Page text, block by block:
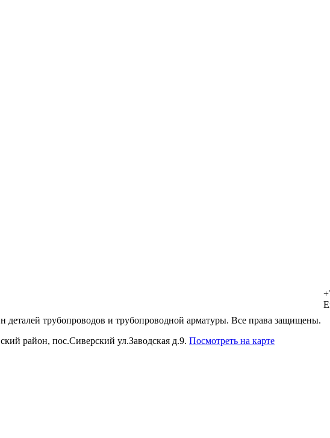
деталей трубопроводов и трубопроводной арматуры. Все права защищены.
район, пос.Сиверский ул.Заводская д.9. Посмотреть на карте